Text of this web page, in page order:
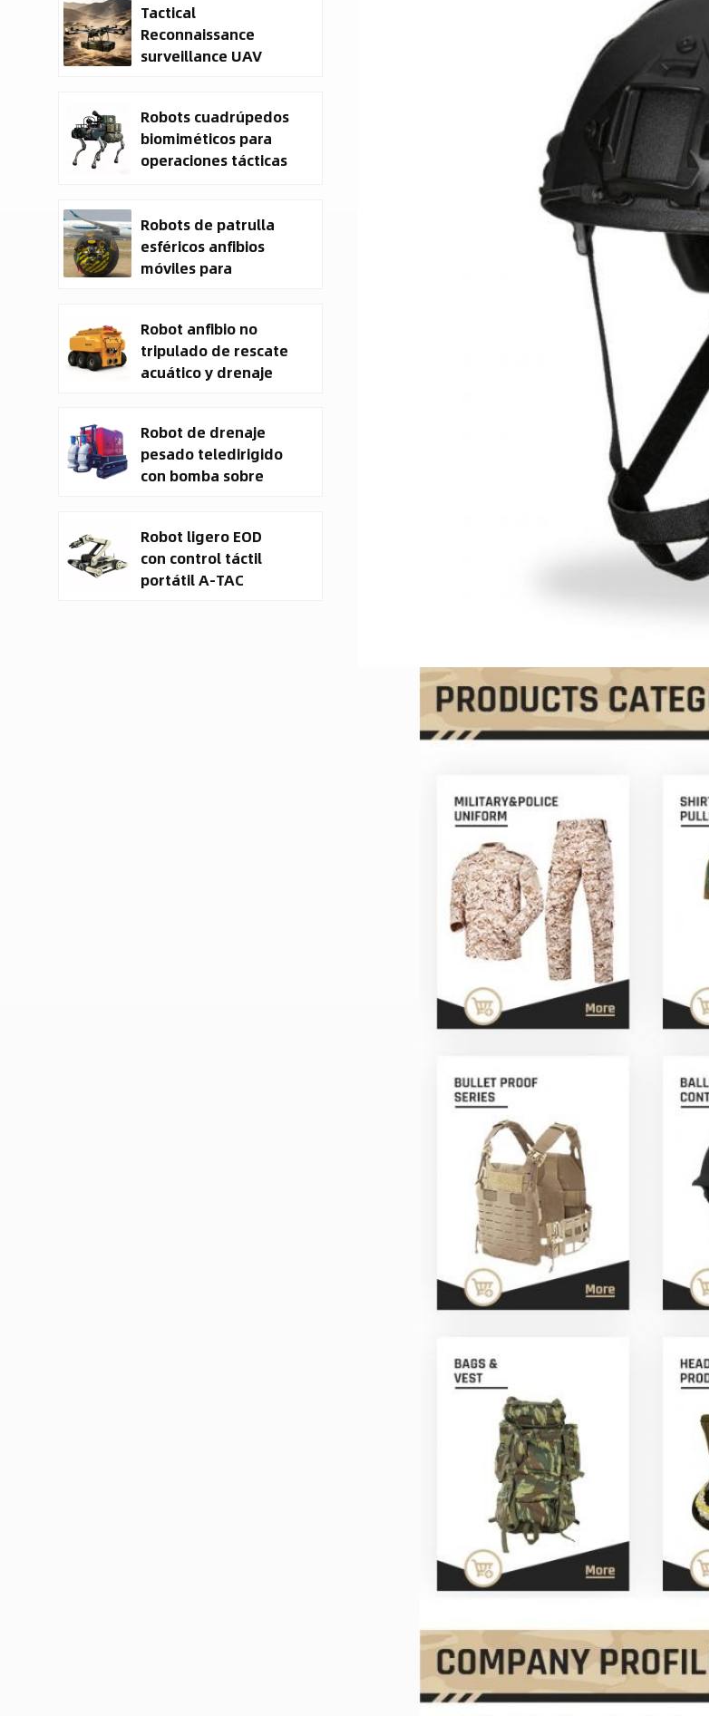
Tactical
Reconnaissance
surveillance UAV
Drone Manufacturer
Robots cuadrúpedos
biomiméticos para
operaciones tácticas
Robots de patrulla
esféricos anfibios
móviles para
Robot anfibio no
tripulado de rescate
acuático y drenaje
Robot de drenaje
pesado teledirigido
con bomba sobre
tripulado (UGV).
Robot ligero EOD
con control táctil
portátil A-TAC